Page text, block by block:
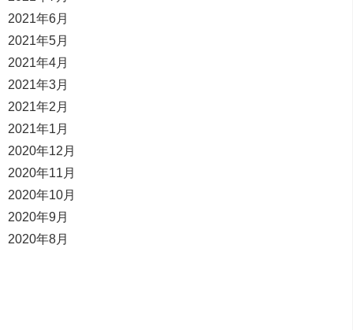
2021年6月
2021年5月
2021年4月
2021年3月
2021年2月
2021年1月
2020年12月
2020年11月
2020年10月
2020年9月
2020年8月